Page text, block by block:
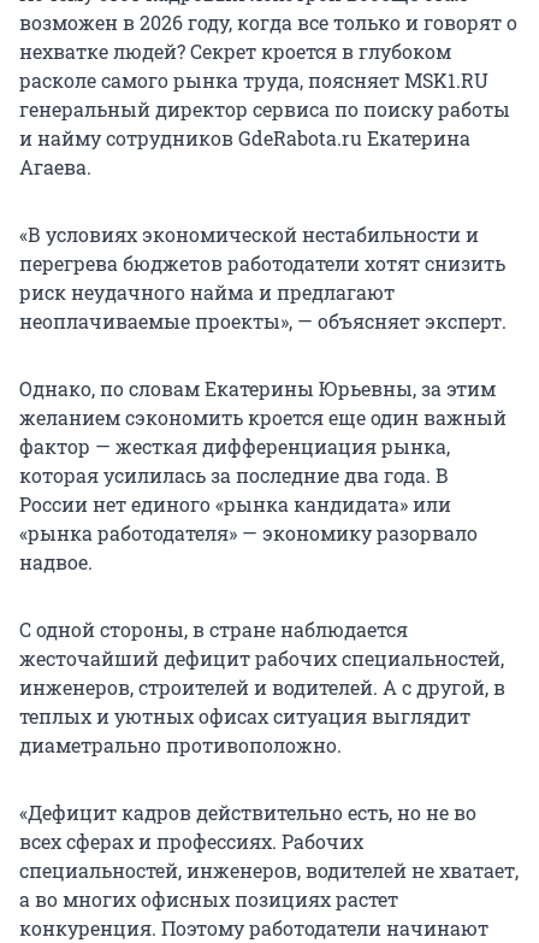
возможен в 2026 году, когда все только и говорят о
нехватке людей? Секрет кроется в глубоком
расколе самого рынка труда, поясняет MSK1.RU
генеральный директор сервиса по поиску работы
и найму сотрудников GdeRabota.ru Екатерина
Агаева.
«В условиях экономической нестабильности и
перегрева бюджетов работодатели хотят снизить
риск неудачного найма и предлагают
неоплачиваемые проекты», — объясняет эксперт.
Однако, по словам Екатерины Юрьевны, за этим
желанием сэкономить кроется еще один важный
фактор — жесткая дифференциация рынка,
которая усилилась за последние два года. В
России нет единого «рынка кандидата» или
«рынка работодателя» — экономику разорвало
надвое.
С одной стороны, в стране наблюдается
жесточайший дефицит рабочих специальностей,
инженеров, строителей и водителей. А с другой, в
теплых и уютных офисах ситуация выглядит
диаметрально противоположно.
«Дефицит кадров действительно есть, но не во
всех сферах и профессиях. Рабочих
специальностей, инженеров, водителей не хватает,
а во многих офисных позициях растет
конкуренция. Поэтому работодатели начинают